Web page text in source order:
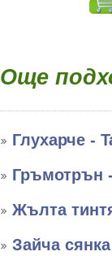
Още
Глухарче -
Гръмотрън
Жълта
Зайча